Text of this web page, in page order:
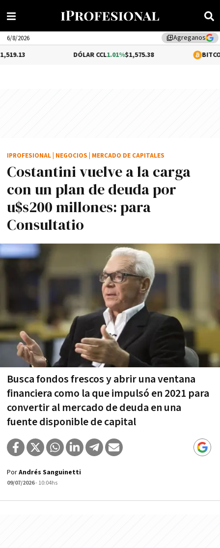
library_addAgreganos
6/8/2026
1.01%$1,575.38 BITCOIN0.48%
Costantini vuelve a la carga
con un plan de deuda por
u$s200 millones: para
Consultatio
Busca fondos frescos y abrir una ventana
financiera como la que impulsó en 2021 para
convertir al mercado de deuda en una
fuente disponible de capital
IPROFESIONAL NEGOCIOS MERCADO DE CAPITALES
PorAndrés Sanguinetti
09/07/2026- 10:04hs